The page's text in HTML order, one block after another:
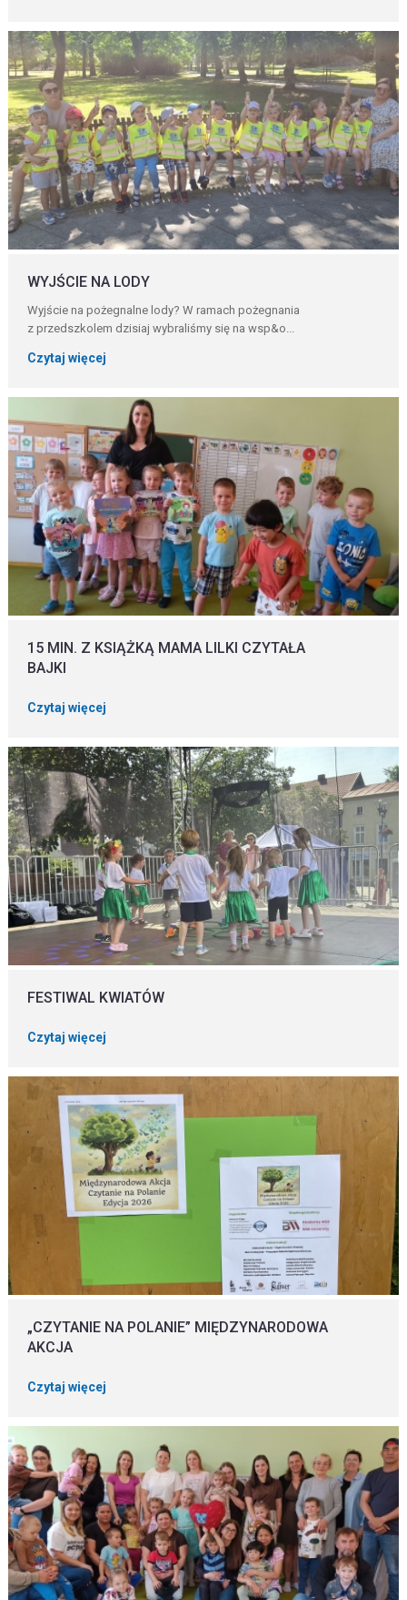
WYJŚCIE NA LODY
Wyjście na pożegnalne lody? W ramach pożegnania
z przedszkolem dzisiaj wybraliśmy się na wsp&o...
Czytaj więcej
15 MIN. Z KSIĄŻKĄ MAMA LILKI CZYTAŁA
BAJKI
Czytaj więcej
FESTIWAL KWIATÓW
Czytaj więcej
„CZYTANIE NA POLANIE” MIĘDZYNARODOWA
AKCJA
Czytaj więcej